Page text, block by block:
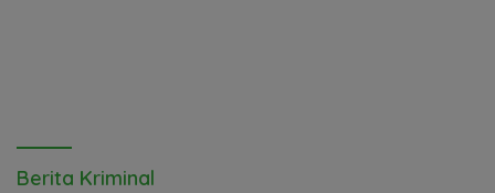
Berita Kriminal